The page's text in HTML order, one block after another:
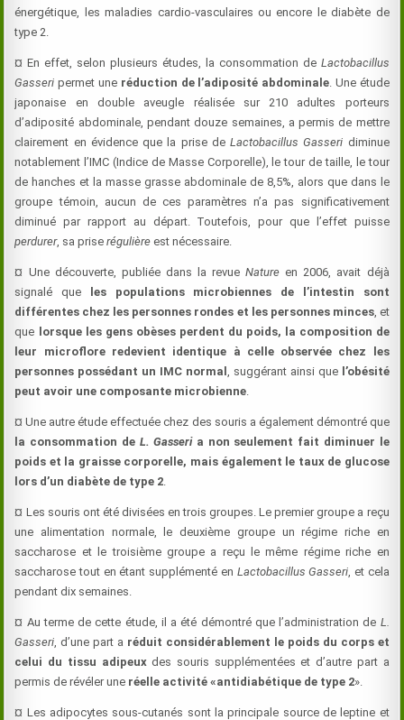
énergétique, les maladies cardio-vasculaires ou encore le diabète de
type 2.
¤ En effet, selon plusieurs études, la consommation de Lactobacillus
Gasseri permet une réduction de l’adiposité abdominale . Une étude
japonaise en double aveugle réalisée sur 210 adultes porteurs
d’adiposité abdominale, pendant douze semaines, a permis de mettre
clairement en évidence que la prise deLactobacillus Gasseri diminue
notablement l’IMC (Indice de Masse Corporelle), le tour de taille, le tour
de hanches et la masse grasse abdominale de 8,5%, alors que dans le
groupe témoin, aucun de ces paramètres n’a pas significativement
diminué par rapport au départ. Toutefois, pour que l’effet puisse
perdurer, sa priserégulièreest nécessaire.
¤ Une découverte, publiée dans la revueNature en 2006, avait déjà
signalé que
les populations microbiennes de l’intestin sont
différentes chez les personnes rondes et les personnes minces, et
que
lorsque les gens obèses perdent du poids, la composition de
leur microflore redevient identique à celle observée chez les
personnes possédant un IMC normal
, suggérant ainsi que l’obésité
peut avoir une composante microbienne
¤ Une autre étude effectuée chez des souris a également démontré que
la consommation de L. Gasseria non seulement fait diminuer le
poids et la graisse corporelle, mais également le taux de glucose
lors d’un diabète de type 2
¤ Les souris ont été divisées en trois groupes. Le premier groupe a reçu
une alimentation normale, le deuxième groupe un régime riche en
saccharose et le troisième groupe a reçu le même régime riche en
saccharose tout en étant supplémenté en Lactobacillus Gasseri , et cela
pendant dix semaines.
¤ Au terme de cette étude, il a été démontré que l’administration de L.
Gasseri , d’une part a réduit considérablement le poids du corps et
celui du tissu adipeuxdes souris supplémentées et d’autre part a
permis de révéler une réelle activité «antidiabétique de type 2».
¤ Les adipocytes sous-cutanés sont la principale source de leptine et